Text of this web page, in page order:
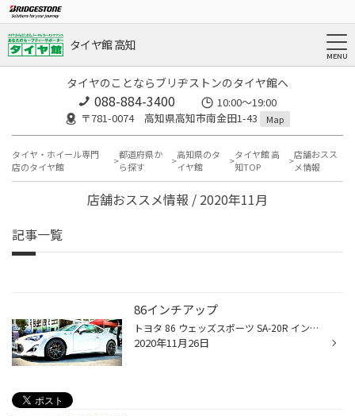
タイヤ館 高知
タイヤのことならブリヂストンのタイヤ館へ
088-884-3400
10:00〜19:00
〒781-0074 高知県高知市南金田1-43
Map
タイヤ・ホイール専門
店のタイヤ館
都道府県か
ら探す
高知県のタ
イヤ館
タイヤ館 高
知TOP
店舗おスス
メ情報
店舗おススメ情報 / 2020年11月
記事一覧
86インチアップ
トヨタ 86 ウェッズスポーツ SA-20R インチアップ！ メッシュスポークが、最端リムまで伸びていてホイールが大きく見えスポーティであり、エレガントさもある 綺麗なホイールです。 メッチャカッコ良く仕上がってます！
2020年11月26日